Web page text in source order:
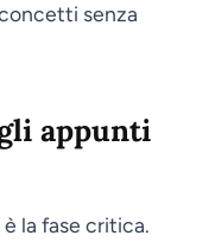
senza
appunti
la fase critica.